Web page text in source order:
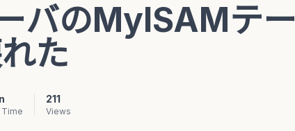
バのMyISAMテー
た
Time
211
Views